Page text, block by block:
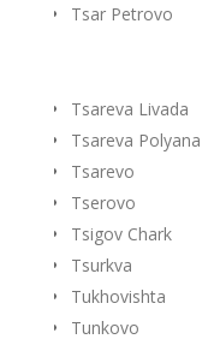
Tsar Petrovo
Tsareva Livada
Tsareva Polyana
Tsarevo
Tserovo
Tsigov Chark
Tsurkva
Tukhovishta
Tunkovo